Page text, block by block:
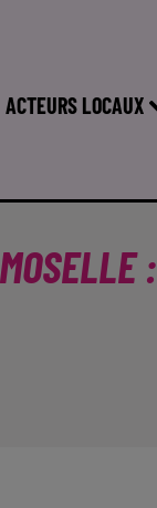
ACTEURS LOCAUX
: